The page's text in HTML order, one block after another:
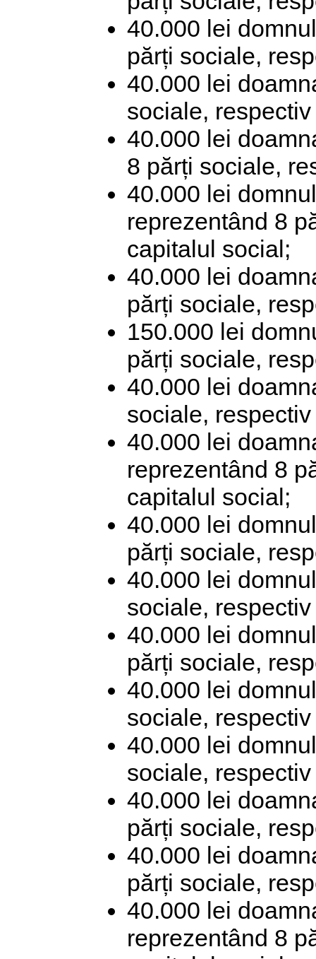
40.000 lei
părți sociale,
40.000 lei
sociale,
40.000 lei
8 părți sociale,
40.000 lei
reprezentând 8
capitalul social;
40.000 lei
părți sociale,
150.000 lei
părți sociale,
40.000 lei
sociale,
40.000 lei
reprezentând 8
capitalul social;
40.000 lei
părți sociale,
40.000 lei
sociale,
40.000 lei
părți sociale,
40.000 lei
sociale,
40.000 lei
sociale,
40.000 lei
părți sociale,
40.000 lei
părți sociale,
40.000 lei
reprezentând 8